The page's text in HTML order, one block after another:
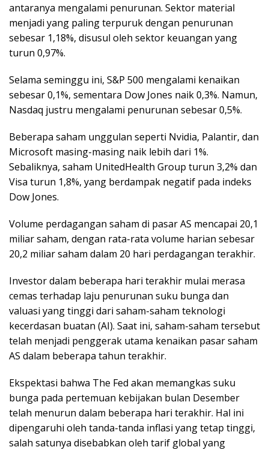
antaranya mengalami penurunan. Sektor material
menjadi yang paling terpuruk dengan penurunan
sebesar 1,18%, disusul oleh sektor keuangan yang
turun 0,97%.
Selama seminggu ini, S&P 500 mengalami kenaikan
sebesar 0,1%, sementara Dow Jones naik 0,3%. Namun,
Nasdaq justru mengalami penurunan sebesar 0,5%.
Beberapa saham unggulan seperti Nvidia, Palantir, dan
Microsoft masing-masing naik lebih dari 1%.
Sebaliknya, saham UnitedHealth Group turun 3,2% dan
Visa turun 1,8%, yang berdampak negatif pada indeks
Dow Jones.
Volume perdagangan saham di pasar AS mencapai 20,1
miliar saham, dengan rata-rata volume harian sebesar
20,2 miliar saham dalam 20 hari perdagangan terakhir.
Investor dalam beberapa hari terakhir mulai merasa
cemas terhadap laju penurunan suku bunga dan
valuasi yang tinggi dari saham-saham teknologi
kecerdasan buatan (AI). Saat ini, saham-saham tersebut
telah menjadi penggerak utama kenaikan pasar saham
AS dalam beberapa tahun terakhir.
Ekspektasi bahwa The Fed akan memangkas suku
bunga pada pertemuan kebijakan bulan Desember
telah menurun dalam beberapa hari terakhir. Hal ini
dipengaruhi oleh tanda-tanda inflasi yang tetap tinggi,
salah satunya disebabkan oleh tarif global yang